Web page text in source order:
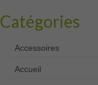
Catégories
Accessoires
Accueil